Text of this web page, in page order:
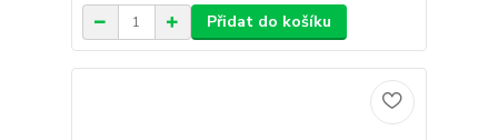
Přidat do košíku